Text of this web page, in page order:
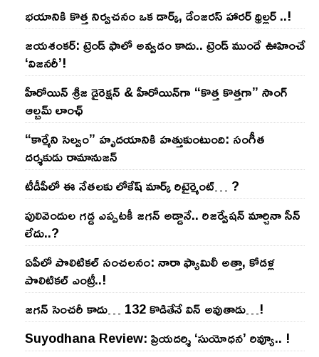
భయానికి కొత్త నిర్వచనం ఒక డార్క్, డేంజరస్ హారర్ థ్రిల్లర్ ..!
జయశంకర్: ట్రెండ్‌ ఫాలో అవ్వడం కాదు.. ట్రెండ్‌ ముందే ఊహించే
‘విజనరీ’!
హీరోయిన్ శ్రీజ డైరెక్ష‌న్ & హీరోయిన్‌గా “కొత్త కొత్తగా” సాంగ్
ఆల్బమ్ లాంఛ్
“కార్మేని సెల్వం” హృదయానికి హత్తుకుంటుంది: సంగీత
దర్శకుడు రామానుజన్
టీడీపీలో ఈ నేత‌ల‌కు లోకేష్ మార్క్ రిటైర్మెంట్‌… ?
పులివెందుల గ‌డ్డ ఎప్ప‌ట‌కీ జ‌గ‌న్ అడ్డానే.. రిజ‌ర్వేష‌న్ మార్చినా సీన్
లేదు..?
ఏపీలో పొలిటిక‌ల్ సంచ‌ల‌నం: నారా ఫ్యామిలీ అత్తా, కోడ‌ళ్ల
పొలిటికల్ ఎంట్రీ..!
జ‌గ‌న్ సెంచ‌రీ కాదు… 132 కొడితేనే విన్ అవుతాడు…!
Suyodhana Review: ప్రియదర్శి ‘సుయోధన’ రివ్యూ.. !